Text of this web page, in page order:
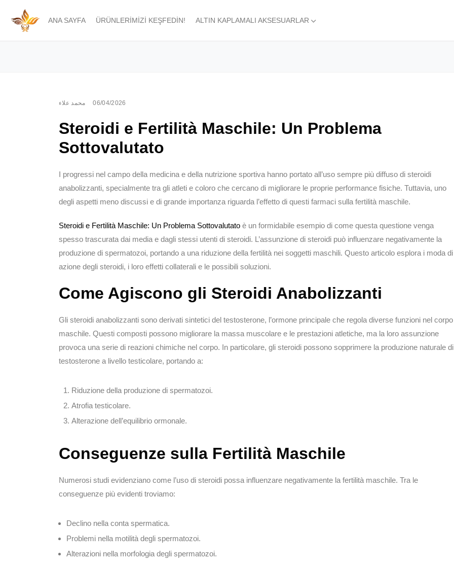
ANA SAYFA ÜRÜNLERIMIZI KEŞFEDIN! ALTIN KAPLAMALI AKSESUARLAR
محمد علاء 06/04/2026
Steroidi e Fertilità Maschile: Un Problema
Sottovalutato
I progressi nel campo della medicina e della nutrizione sportiva hanno portato all’uso sempre più diffuso di steroidi
anabolizzanti, specialmente tra gli atleti e coloro che cercano di migliorare le proprie performance fisiche. Tuttavia, uno
degli aspetti meno discussi e di grande importanza riguarda l’effetto di questi farmaci sulla fertilità maschile.
Steroidi e Fertilità Maschile: Un Problema Sottovalutato è un formidabile esempio di come questa questione venga
spesso trascurata dai media e dagli stessi utenti di steroidi. L’assunzione di steroidi può influenzare negativamente la
produzione di spermatozoi, portando a una riduzione della fertilità nei soggetti maschili. Questo articolo esplora i moda di
azione degli steroidi, i loro effetti collaterali e le possibili soluzioni.
Come Agiscono gli Steroidi Anabolizzanti
Gli steroidi anabolizzanti sono derivati sintetici del testosterone, l’ormone principale che regola diverse funzioni nel corpo
maschile. Questi composti possono migliorare la massa muscolare e le prestazioni atletiche, ma la loro assunzione
provoca una serie di reazioni chimiche nel corpo. In particolare, gli steroidi possono sopprimere la produzione naturale di
testosterone a livello testicolare, portando a:
Riduzione della produzione di spermatozoi.
Atrofia testicolare.
Alterazione dell’equilibrio ormonale.
Conseguenze sulla Fertilità Maschile
Numerosi studi evidenziano come l’uso di steroidi possa influenzare negativamente la fertilità maschile. Tra le
conseguenze più evidenti troviamo:
Declino nella conta spermatica.
Problemi nella motilità degli spermatozoi.
Alterazioni nella morfologia degli spermatozoi.